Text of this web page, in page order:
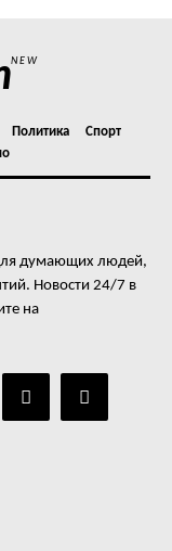
NEW
Политика
Спорт
думающих людей,
Новости 24/7 в
на